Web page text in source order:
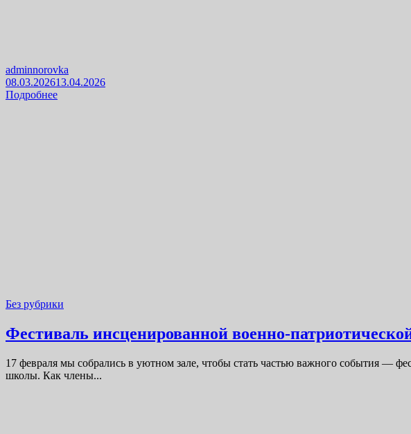
adminnorovka
08.03.202613.04.2026
Подробнее
Без рубрики
Фестиваль инсценированной военно-
17 февраля мы собрались в уютном зале, чтобы стать частью важного события —
школы. Как члены...